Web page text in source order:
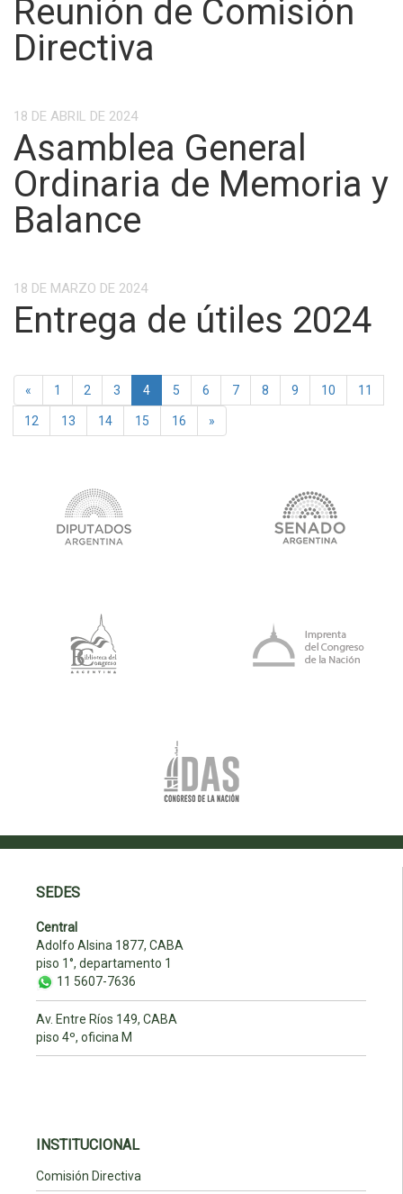
Reunión de Comisión
Directiva
18 DE ABRIL DE 2024
Asamblea General
Ordinaria de Memoria y
Balance
18 DE MARZO DE 2024
Entrega de útiles 2024
« Previous
1 2 3 4 5 6 7 8 9 10 11
12 13 14 15 16 »
SEDES
Central
Adolfo Alsina 1877, CABA
piso 1°, departamento 1
11 5607-7636
Av. Entre Ríos 149, CABA
piso 4º, oficina M
INSTITUCIONAL
Comisión Directiva